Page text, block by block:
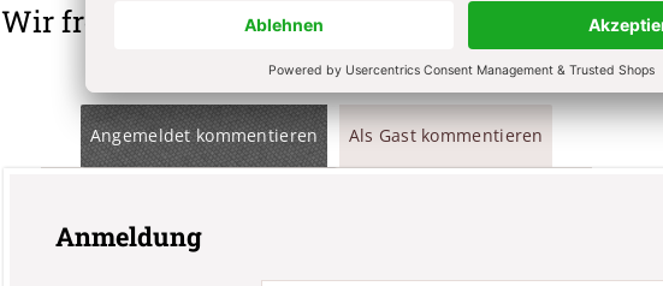
Wir freuen uns über Ihren Kommentar
Angemeldet kommentieren Als Gast kommentieren
Anmeldung